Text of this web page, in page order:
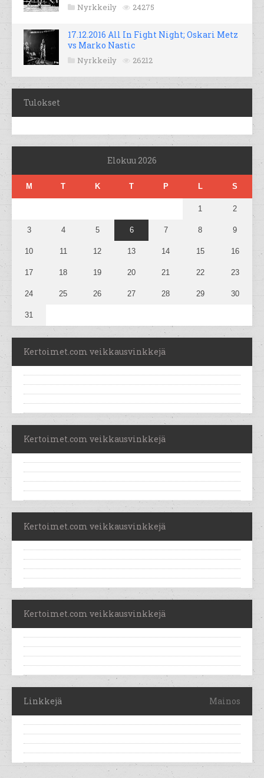
Nyrkkeily 24275
17.12.2016 All In Fight Night; Oskari Metz
vs Marko Nastic
Nyrkkeily 26212
Tulokset
Elokuu 2026
M T K T P L S
1 2
3 4 5 6 7 8 9
10 11 12 13 14 15 16
17 18 19 20 21 22 23
24 25 26 27 28 29 30
31
Kertoimet.com veikkausvinkkejä
Kertoimet.com veikkausvinkkejä
Kertoimet.com veikkausvinkkejä
Kertoimet.com veikkausvinkkejä
Linkkejä Mainos